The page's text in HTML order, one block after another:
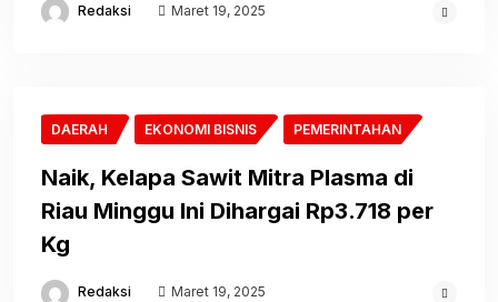
Redaksi Maret 19, 2025
DAERAH EKONOMI BISNIS PEMERINTAHAN
Naik, Kelapa Sawit Mitra Plasma di
Riau Minggu Ini Dihargai Rp3.718 per
Kg
Redaksi Maret 19, 2025